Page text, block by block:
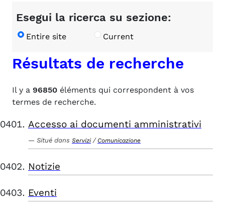
Esegui la ricerca su sezione:
Entire site Current
Résultats de recherche
Il y a 96850 éléments qui correspondent à vos
termes de recherche.
Accesso ai documenti amministrativi
Situé dans Servizi / Comunicazione
Notizie
Eventi